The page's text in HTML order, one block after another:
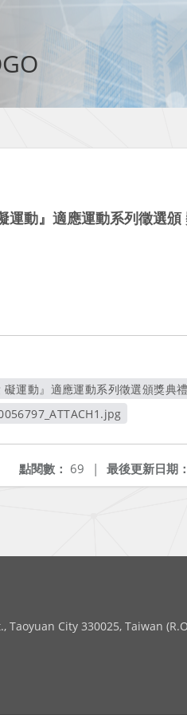
運動』適應運動系列徵選
礙運動』適應運動系列徵選頒獎
另開新視窗
最後更新日期：
點閱數： 69 |
Taoyuan City 330025, Taiwan